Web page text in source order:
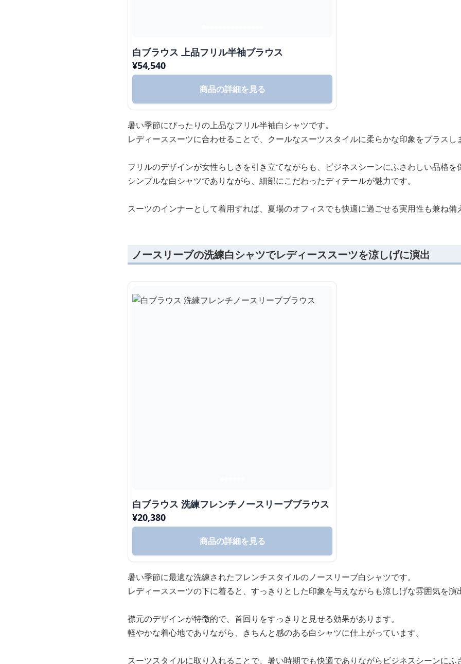
白ブラウス 上品フリル半袖ブラウス
¥54,540
商品の詳細を見る
暑い季節にぴったりの上品なフリル半袖白シャツです。
レディーススーツに合わせることで、クールなスーツスタイルに柔らかな印象をプラスし
フリルのデザインが女性らしさを引き立てながらも、ビジネスシーンにふさわしい品格
シンプルな白シャツでありながら、細部にこだわったディテールが魅力です。
スーツのインナーとして着用すれば、夏場のオフィスでも快適に過ごせる実用性も兼ね備
ノースリーブの洗練白シャツでレディーススーツを涼しげに演出
白ブラウス 洗練フレンチノースリーブブラウス
¥20,380
商品の詳細を見る
暑い季節に最適な洗練されたフレンチスタイルのノースリーブ白シャツです。
レディーススーツの下に着ると、すっきりとした印象を与えながらも涼しげな雰囲気を演
襟元のデザインが特徴的で、首回りをすっきりと見せる効果があります。
軽やかな着心地でありながら、きちんと感のある白シャツに仕上がっています。
スーツスタイルに取り入れることで、暑い時期でも快適でありながらビジネスシーンに